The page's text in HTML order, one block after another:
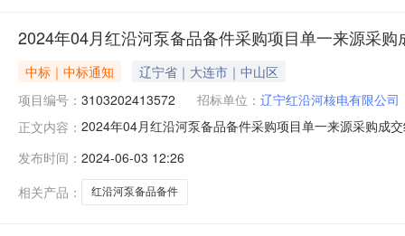
2024年04月红沿河泵备品备件采购项目单一来源采购
中标｜中标通知
辽宁省｜大连市｜中山区
项目编号： 3103202413572 招标单位： 辽宁红沿河核电有限公司
正文内容： 2024年04月红沿河泵备品备件采购项目单一来源采购成
因：为确保相关功能的配套性，只能从特定供应商处采
项目的供应
发布时间： 2024-06-03 12:26
相关产品：
红沿河泵备品备件